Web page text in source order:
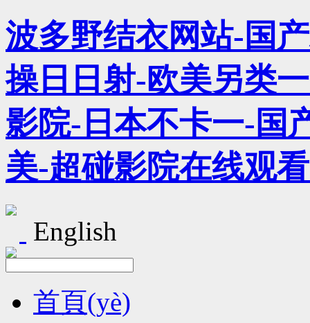
波多野结衣网站-国
操日日射-欧美另类
影院-日本不卡一-国
美-超碰影院在线观
English
首頁(yè)